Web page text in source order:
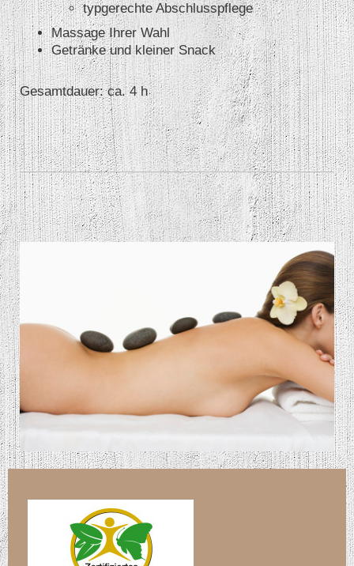
typgerechte Abschlusspflege
Massage Ihrer Wahl
Getränke und kleiner Snack
Gesamtdauer: ca. 4 h